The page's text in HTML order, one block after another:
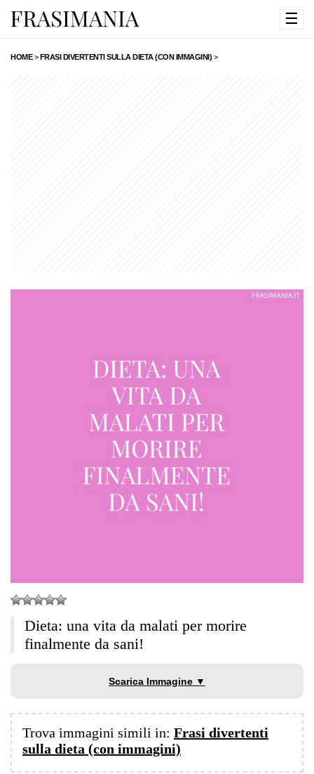
☰
HOME>FRASI DIVERTENTI SULLA DIETA (CON IMMAGINI) >
Dieta: una vita da malati per morire
finalmente da sani!
Scarica Immagine ▼
Trova immagini simili in: Frasi divertenti
sulla dieta (con immagini)